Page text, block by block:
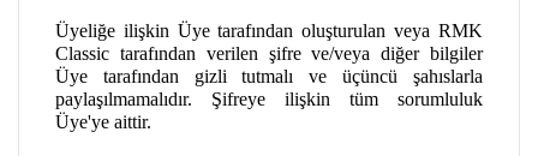
Üyeliğe ilişkin Üye tarafından oluşturulan veya RMK
Classic tarafından verilen şifre ve/veya diğer bilgiler
Üye tarafından gizli tutmalı ve üçüncü şahıslarla
paylaşılmamalıdır. Şifreye ilişkin tüm sorumluluk
Üye'ye aittir.